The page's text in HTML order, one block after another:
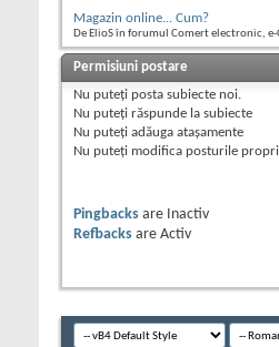
Magazin online... Cum?
De ElioS în forumul Comert electronic,
Permisiuni postare
Nu puteţi posta subiecte noi.
Nu puteţi răspunde la subiecte
Nu puteţi adăuga ataşamente
Nu puteţi modifica posturile
Pingbacks are
Inactiv
Refbacks are Activ